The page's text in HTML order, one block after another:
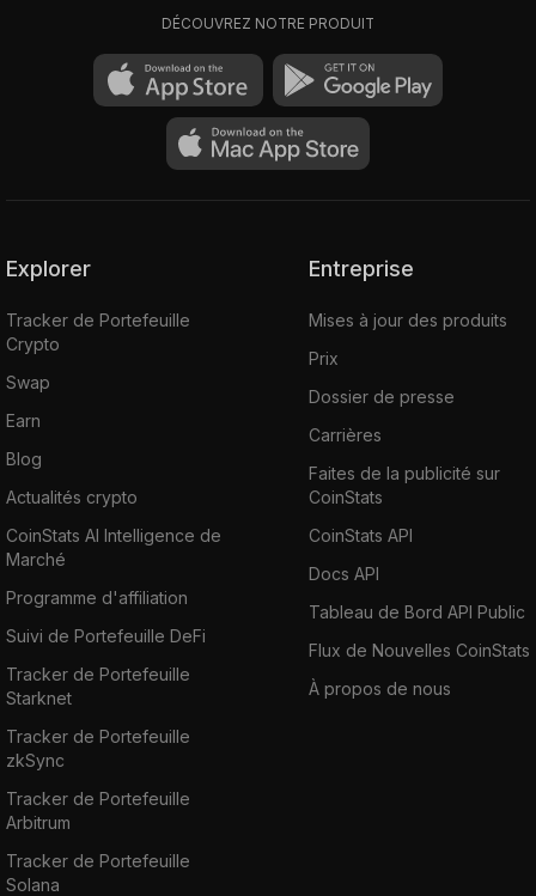
DÉCOUVREZ NOTRE PRODUIT
Explorer
Tracker de Portefeuille
Crypto
Swap
Earn
Blog
Actualités crypto
CoinStats AI Intelligence de
Marché
Programme d'affiliation
Suivi de Portefeuille DeFi
Tracker de Portefeuille
Starknet
Tracker de Portefeuille
zkSync
Tracker de Portefeuille
Arbitrum
Tracker de Portefeuille
Solana
Entreprise
Mises à jour des produits
Prix
Dossier de presse
Carrières
Faites de la publicité sur
CoinStats
CoinStats API
Docs API
Tableau de Bord API Public
Flux de Nouvelles CoinStats
À propos de nous